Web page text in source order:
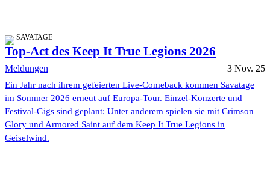
SAVATAGE
Top-Act des Keep It True Legions 2026
Meldungen 3 Nov. 25
Ein Jahr nach ihrem gefeierten Live-Comeback kommen Savatage
im Sommer 2026 erneut auf Europa-Tour. Einzel-Konzerte und
Festival-Gigs sind geplant: Unter anderem spielen sie mit Crimson
Glory und Armored Saint auf dem Keep It True Legions in
Geiselwind.